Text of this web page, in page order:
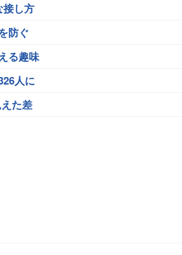
接し方
防ぐ
る趣味
人に
た差